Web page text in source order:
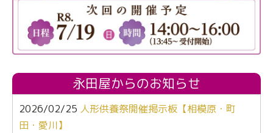
永田屋からのお知らせ
2026/02/25 人形供養祭開催掲示板【相模原・町
田・愛川】